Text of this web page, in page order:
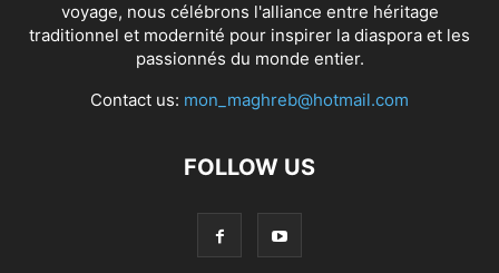
voyage, nous célébrons l'alliance entre héritage
traditionnel et modernité pour inspirer la diaspora et les
passionnés du monde entier.
Contact us: mon_maghreb@hotmail.com
FOLLOW US